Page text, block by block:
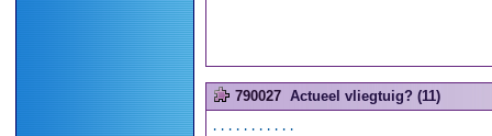
790027 Actueel vliegtuig? (11)
...........